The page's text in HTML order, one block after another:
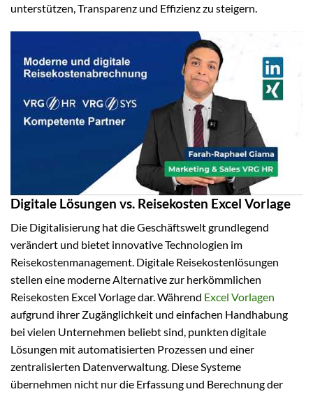
unterstützen, Transparenz und Effizienz zu steigern.
Digitale Lösungen vs. Reisekosten Excel Vorlage
Die Digitalisierung hat die Geschäftswelt grundlegend
verändert und bietet innovative Technologien im
Reisekostenmanagement. Digitale Reisekostenlösungen
stellen eine moderne Alternative zur herkömmlichen
Reisekosten Excel Vorlage dar. Während Excel Vorlagen
aufgrund ihrer Zugänglichkeit und einfachen Handhabung
bei vielen Unternehmen beliebt sind, punkten digitale
Lösungen mit automatisierten Prozessen und einer
zentralisierten Datenverwaltung. Diese Systeme
übernehmen nicht nur die Erfassung und Berechnung der